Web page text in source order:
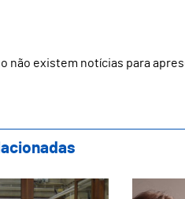
não existem notícias para
Famílias: Evento